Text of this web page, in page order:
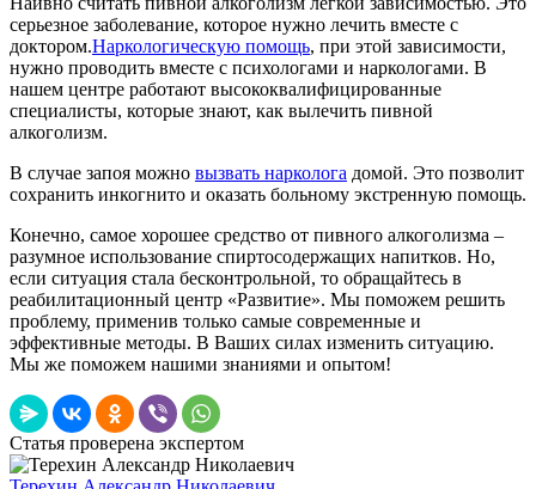
серьезное заболевание, которое нужно лечить вместе с
доктором.Наркологическую помощь, при этой зависимости,
нужно проводить вместе с психологами и наркологами. В
нашем центре работают высококвалифицированные
специалисты, которые знают, как вылечить пивной
алкоголизм.
В случае запоя можно вызвать нарколога домой. Это позволит
сохранить инкогнито и оказать больному экстренную помощь.
Конечно, самое хорошее средство от пивного алкоголизма –
разумное использование спиртосодержащих напитков. Но,
если ситуация стала бесконтрольной, то обращайтесь в
реабилитационный центр «Развитие». Мы поможем решить
проблему, применив только самые современные и
эффективные методы. В Ваших силах изменить ситуацию.
Мы же поможем нашими знаниями и опытом!
Статья проверена экспертом